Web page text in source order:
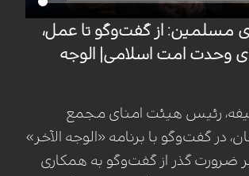
مسلمین: از گفت‌وگو تا عمل،
وحدت امت اسلامی| الوجه
رئیس هیئت امنای مجمع
در گفت‌وگو با برنامه «الوجه الآخر»
بر ضرورت گذر از گفت‌وگو به همکاری